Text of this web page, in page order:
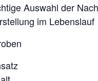
Auswahl der
im Lebenslauf